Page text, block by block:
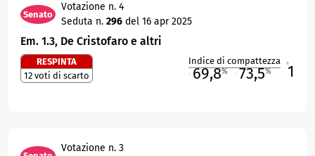
Senato
Votazione n. 4
Seduta n. 296 del 16 apr 2025
Em. 1.3, De Cristofaro e altri
RESPINTA
12 voti di scarto
Indice di compattezza
69,8% 73,5% 1
Votazione n. 3